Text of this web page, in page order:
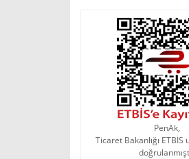
PenAk,
Ticaret Bakanlığı ETBİS